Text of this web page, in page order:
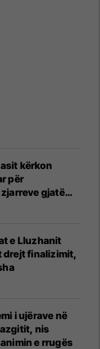
kërkon
për
gjatë
larta
e Lluzhanit
drejt finalizimit,
i ujërave në
nis
e rrugës